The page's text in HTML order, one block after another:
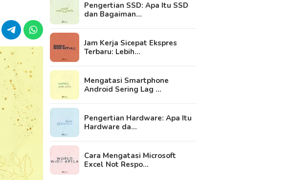
Pengertian SSD: Apa Itu SSD
dan Bagaiman…
Jam Kerja Sicepat Ekspres
Terbaru: Lebih…
Mengatasi Smartphone
Android Sering Lag …
Pengertian Hardware: Apa Itu
Hardware da…
Cara Mengatasi Microsoft
Excel Not Respo…